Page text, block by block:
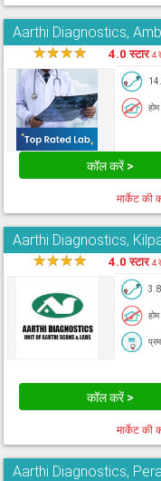
Aarthi Diagnostics,
★★★★ 4.0 स्टार4
कॉल करें >
मार्केट की
Aarthi Diagnostics,
★★★★ 4.0 स्टार4
कॉल करें >
मार्केट की
Aarthi Diagnostics,